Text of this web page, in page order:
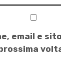
email e